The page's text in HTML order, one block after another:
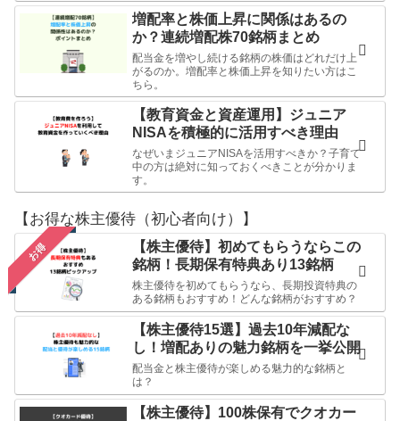
増配率と株価上昇に関係はあるの
か？連続増配株70銘柄まとめ
配当金を増やし続ける銘柄の株価はどれだけ上
がるのか。増配率と株価上昇を知りたい方はこ
ちら。
【教育資金と資産運用】ジュニア
NISAを積極的に活用すべき理由
なぜいまジュニアNISAを活用すべきか？子育て
中の方は絶対に知っておくべきことが分かりま
す。
【お得な株主優待（初心者向け）】
お得
【株主優待】初めてもらうならこの
銘柄！長期保有特典あり13銘柄
株主優待を初めてもらうなら、長期投資特典の
ある銘柄もおすすめ！どんな銘柄がおすすめ？
【株主優待15選】過去10年減配な
し！増配ありの魅力銘柄を一挙公開
配当金と株主優待が楽しめる魅力的な銘柄と
は？
【株主優待】100株保有でクオカー